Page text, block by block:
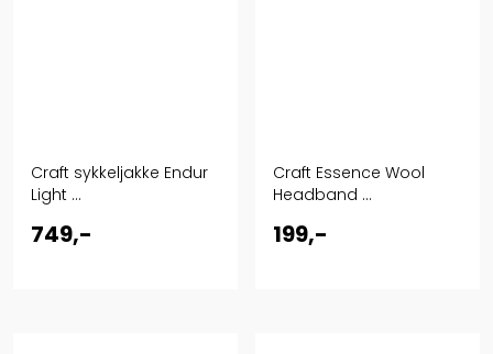
Craft sykkeljakke Endur
Light ...
749,-
Craft Essence Wool
Headband ...
199,-